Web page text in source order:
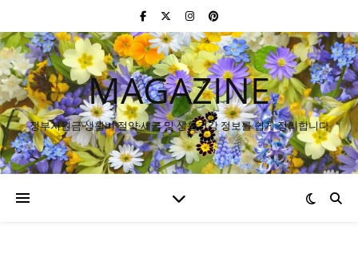
MAGAZINE
정부지원금·생활비 절약·세금 및 생활건강 정보를 쉽게 정리합니다